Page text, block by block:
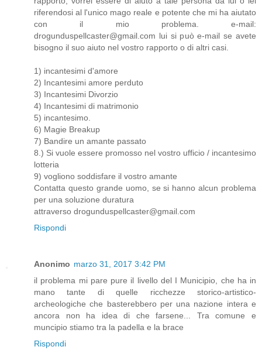
riferendosi al l'unico mago reale e potente che mi ha aiutato
con il mio problema. e-mail:
drogunduspellcaster@gmail.com lui si può e-mail se avete
bisogno il suo aiuto nel vostro rapporto o di altri casi.
1) incantesimi d'amore
2) Incantesimi amore perduto
3) Incantesimi Divorzio
4) Incantesimi di matrimonio
5) incantesimo.
6) Magie Breakup
7) Bandire un amante passato
8.) Si vuole essere promosso nel vostro ufficio / incantesimo
lotteria
9) vogliono soddisfare il vostro amante
Contatta questo grande uomo, se si hanno alcun problema
per una soluzione duratura
attraverso drogunduspellcaster@gmail.com
Rispondi
Anonimo marzo 31, 2017 3:42 PM
il problema mi pare pure il livello del I Municipio, che ha in
mano tante di quelle ricchezze storico-artistico-
archeologiche che basterebbero per una nazione intera e
ancora non ha idea di che farsene... Tra comune e
muncipio stiamo tra la padella e la brace
Rispondi